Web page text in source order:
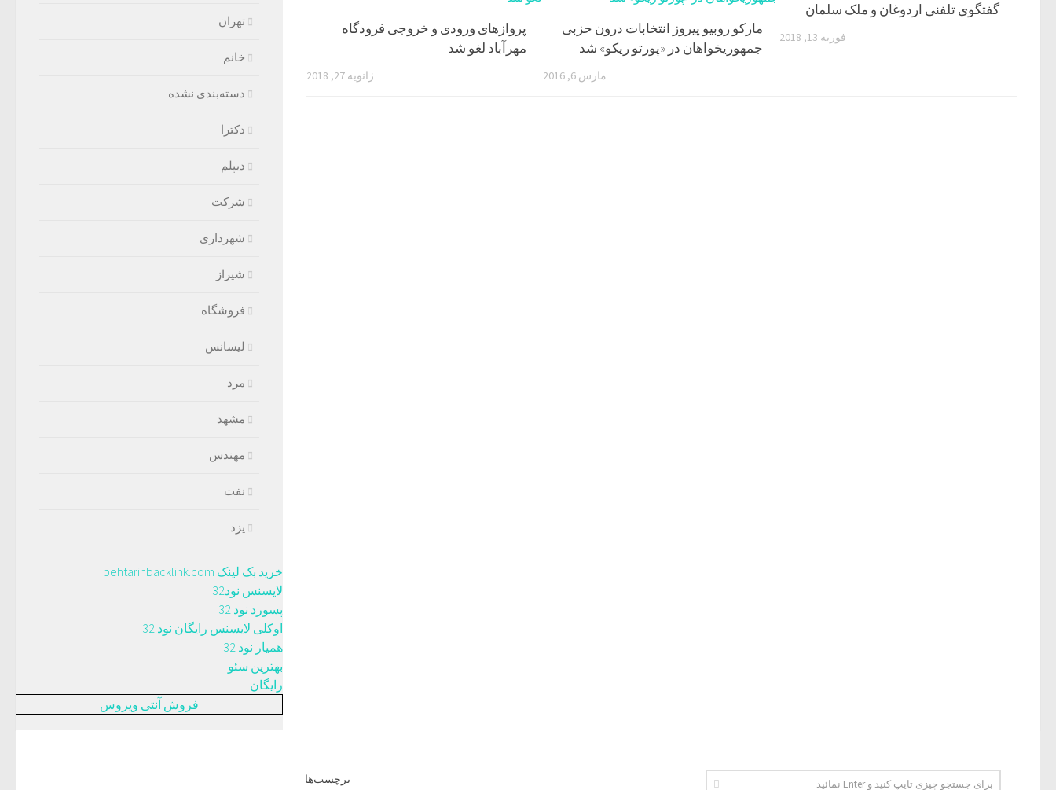
پرواز‌های ورودی و خروجی فرودگاه
مهرآباد لغو شد
ژانویه 27, 2018
مارکو روبیو پیروز انتخابات درون حزبی
جمهوریخواهان در «پورتو ریکو» شد
مارس 6, 2016
گفتگوی تلفنی اردوغان و ملک سلمان
فوریه 13, 2018
تهران
خانم
دسته‌بندی نشده
دکترا
دیپلم
شرکت
شهرداری
شیراز
فروشگاه
لیسانس
مرد
مشهد
مهندس
نفت
یزد
خرید بک لینک behtarinbacklink.com
لایسنس نود32
پسورد نود 32
اوکلی لایسنس رایگان نود 32
همیار نود 32
بهترین سئو
رایگان
فروش آنتی ویروس
برچسب‌ها